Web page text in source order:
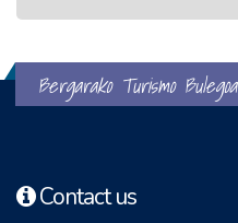
Bergarako Turismo Bulegoa
Contact us